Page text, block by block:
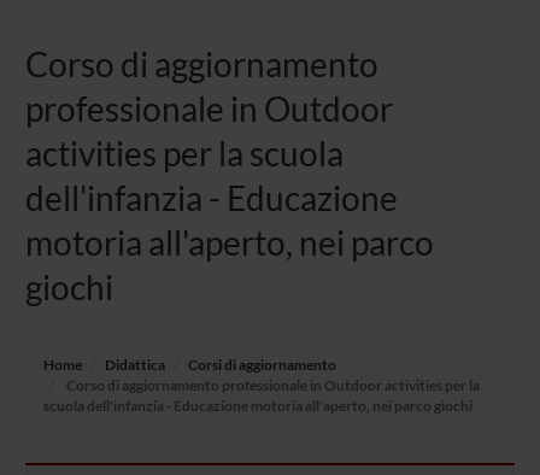
Corso di aggiornamento
professionale in Outdoor
activities per la scuola
dell'infanzia - Educazione
motoria all'aperto, nei parco
giochi
Home Didattica
Corsi di aggiornamento
Corso di aggiornamento professionale in Outdoor activities per la
scuola dell'infanzia - Educazione motoria all'aperto, nei parco giochi